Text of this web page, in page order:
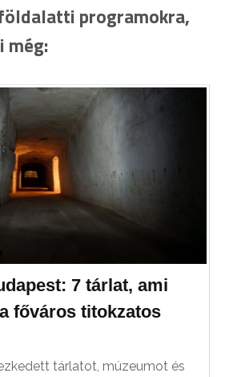
programokra,
még:
7 tárlat, ami
főváros titokzatos
tárlatot, múzeumot és